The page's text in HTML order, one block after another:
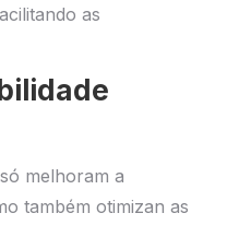
as
melhoram a
também otimizan as